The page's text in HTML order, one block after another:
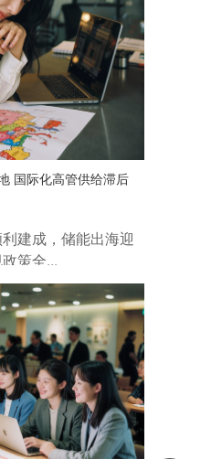
国际化高管供给滞后
建成，储能出海迎
策全...